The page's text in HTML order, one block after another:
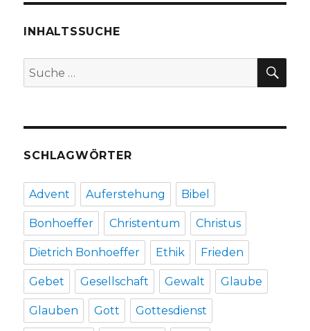
aus
Vortrag
Bärbel
INHALTSSUCHE
Suche
nach:
SCHLAGWÖRTER
Advent Auferstehung Bibel
Bonhoeffer Christentum Christus
Dietrich Bonhoeffer Ethik Frieden
Gebet Gesellschaft Gewalt Glaube
Glauben Gott Gottesdienst